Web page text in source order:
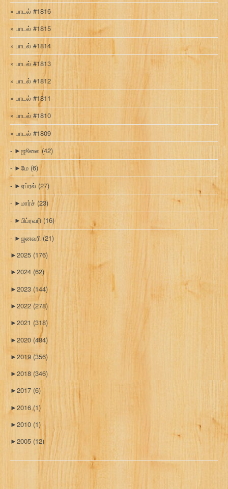
பாடல் #1816
பாடல் #1815
பாடல் #1814
பாடல் #1813
பாடல் #1812
பாடல் #1811
பாடல் #1810
பாடல் #1809
►ஜூலை (42)
►மே (6)
►ஏப்ரல் (27)
►மார்ச் (23)
►பிப்ரவரி (16)
►ஜனவரி (21)
►2025 (176)
►2024 (62)
►2023 (144)
►2022 (278)
►2021 (318)
►2020 (484)
►2019(356)
►2018 (346)
►2017 (6)
►2016(1)
►2010 (1)
►2005 (12)